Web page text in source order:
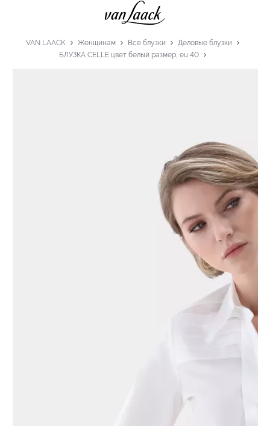
VAN LAACK Женщинам Все блузки
Деловые блузки
БЛУЗКА CELLE цвет белый размер, eu 40